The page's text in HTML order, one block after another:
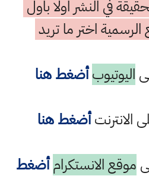
في النشر اولا باول
اختر ما تريد
اليوتيوب أضغط هنا
الانترنتأضغط هنا
موقع الانستكرام أضغط